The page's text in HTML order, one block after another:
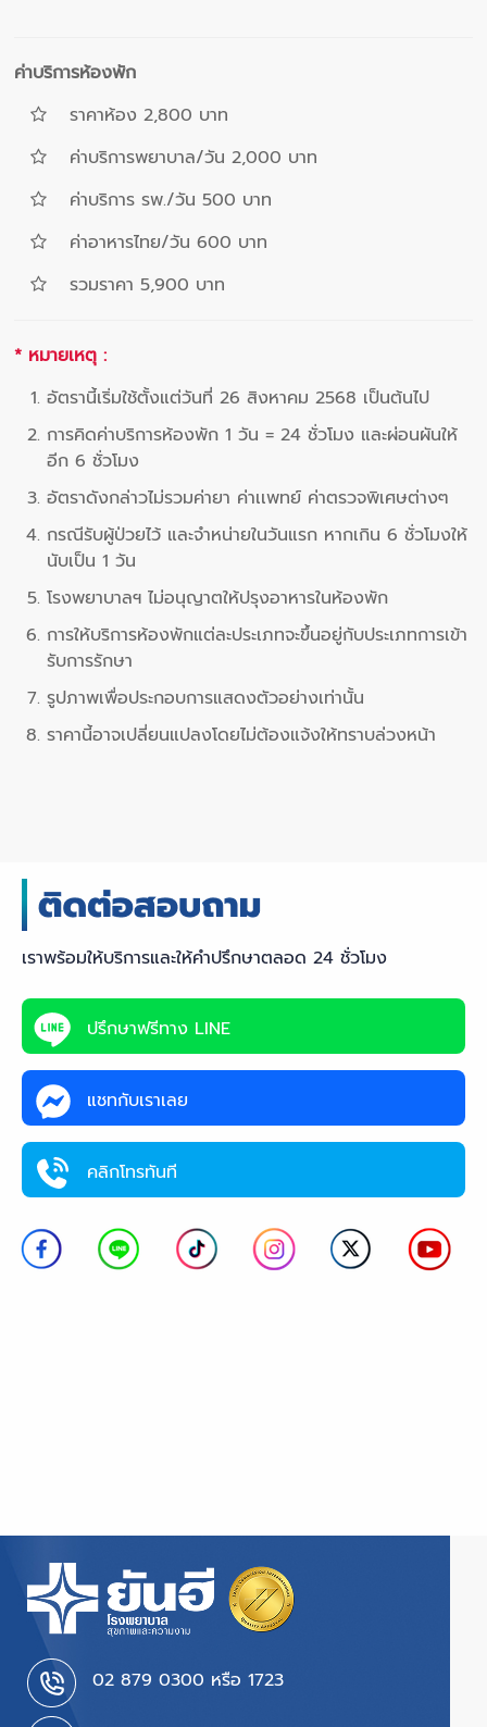
ค่าบริการห้องพัก
ราคาห้อง 2,800 บาท
ค่าบริการพยาบาล/วัน 2,000 บาท
ค่าบริการ รพ./วัน 500 บาท
ค่าอาหารไทย/วัน 600 บาท
รวมราคา 5,900 บาท
* หมายเหตุ :
อัตรานี้เริ่มใช้ตั้งแต่วันที่ 26 สิงหาคม 2568 เป็นต้นไป
การคิดค่าบริการห้องพัก 1 วัน = 24 ชั่วโมง และผ่อนผันให้
อีก 6 ชั่วโมง
อัตราดังกล่าวไม่รวมค่ายา ค่าเเพทย์ ค่าตรวจพิเศษต่างๆ
กรณีรับผู้ป่วยไว้ และจำหน่ายในวันแรก หากเกิน 6 ชั่วโมงให้
นับเป็น 1 วัน
โรงพยาบาลฯ ไม่อนุญาตให้ปรุงอาหารในห้องพัก
การให้บริการห้องพักแต่ละประเภทจะขึ้นอยู่กับประเภทการเข้า
รับการรักษา
รูปภาพเพื่อประกอบการแสดงตัวอย่างเท่านั้น
ราคานี้อาจเปลี่ยนแปลงโดยไม่ต้องแจ้งให้ทราบล่วงหน้า
เราพร้อมให้บริการและให้คำปรึกษาตลอด 24 ชั่วโมง
ปรึกษาฟรีทาง LINE
แชทกับเราเลย
คลิกโทรทันที
02 879 0300 หรือ 1723